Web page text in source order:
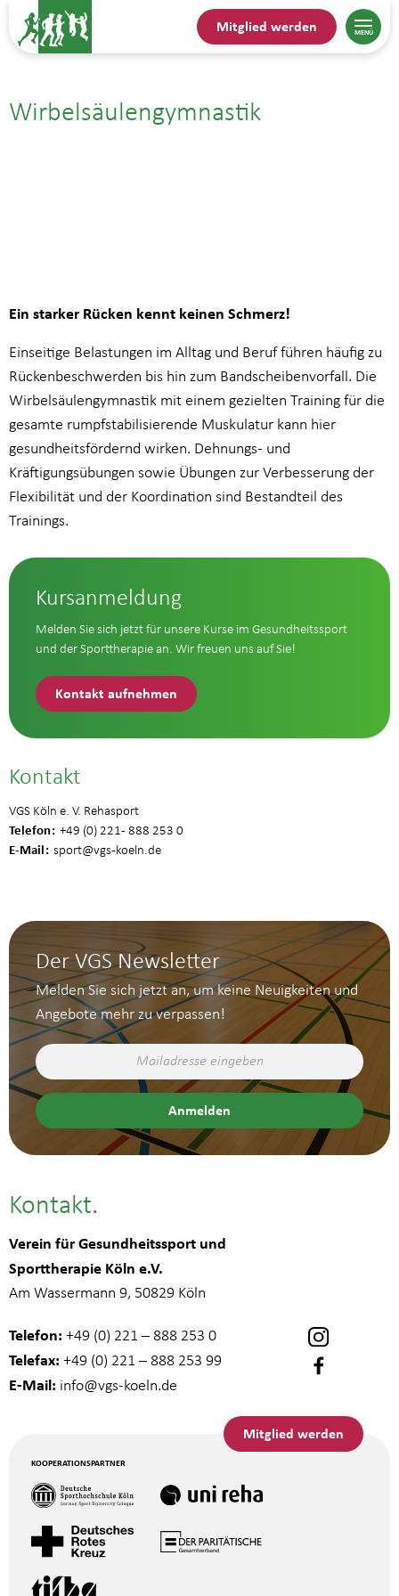
Mitglied werden
Wirbelsäulengymnastik
Ein starker Rücken kennt keinen Schmerz!
Einseitige Belastungen im Alltag und Beruf führen häufig zu
Rückenbeschwerden bis hin zum Bandscheibenvorfall. Die
Wirbelsäulengymnastik mit einem gezielten Training für die
gesamte rumpfstabilisierende Muskulatur kann hier
gesundheitsfördernd wirken. Dehnungs- und
Kräftigungsübungen sowie Übungen zur Verbesserung der
Flexibilität und der Koordination sind Bestandteil des
Trainings.
Kursanmeldung
Melden Sie sich jetzt für unsere Kurse im Gesundheitssport
und der Sporttherapie an. Wir freuen uns auf Sie!
Kontakt aufnehmen
Kontakt
VGS Köln e. V. Rehasport
Telefon +49 (0) 221 - 888 253 0
E-Mail sport@vgs-koeln.de
Der VGS Newsletter
Melden Sie sich jetzt an, um keine Neuigkeiten und
Angebote mehr zu verpassen!
Kontakt
Verein für Gesundheitssport und
Sporttherapie Köln e.V.
Am Wassermann 9, 50829 Köln
Telefon: +49 (0) 221 – 888 253 0
Telefax: +49 (0) 221 – 888 253 99
E-Mail: info@vgs-koeln.de
Mitglied werden
KOOPERATIONSPARTNER